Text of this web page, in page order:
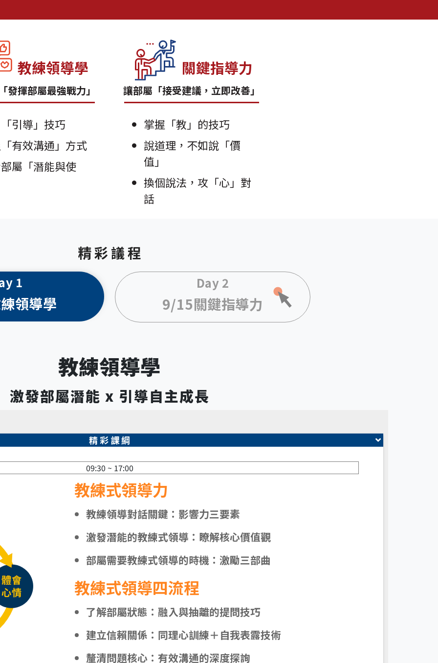
教練領導學
發揮部屬最強戰力」
引導」技巧
有效溝通」方式
屬「潛能與使
關鍵指導力
讓部屬「接受建議，立即改善」
掌握「教」的技巧
說道理，不如說「價
值」
換個說法，攻「心」對
話
精 彩 議 程
1
領導學
Day 2
9/15關鍵指導力
教練領導學
激發部屬潛能 x 引導自主成長
精 彩 課 綱
09:30 ~ 17:00
教練式領導力
教練領導對話關鍵：影響力三要素
激發潛能的教練式領導：瞭解核心價值觀
部屬需要教練式領導的時機：激勵三部曲
教練式領導四流程
了解部屬狀態：融入與抽離的提問技巧
建立信賴關係：同理心訓練＋自我表露技術
釐清問題核心：有效溝通的深度探詢